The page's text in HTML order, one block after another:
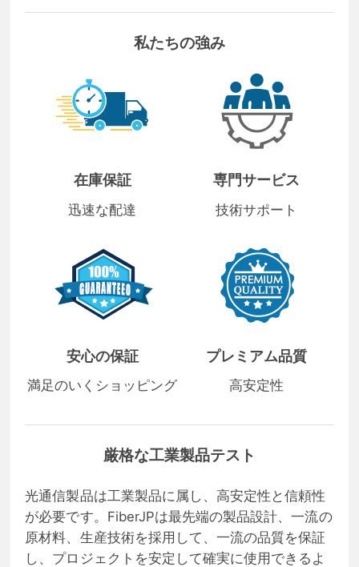
私たちの強み
在庫保証
迅速な配達
専門サービス
技術サポート
安心の保証
満足のいくショッピング
プレミアム品質
高安定性
厳格な工業製品テスト
光通信製品は工業製品に属し、高安定性と信頼性
が必要です。FiberJPは最先端の製品設計、一流の
原材料、生産技術を採用して、一流の品質を保証
し、プロジェクトを安定して確実に使用できるよ